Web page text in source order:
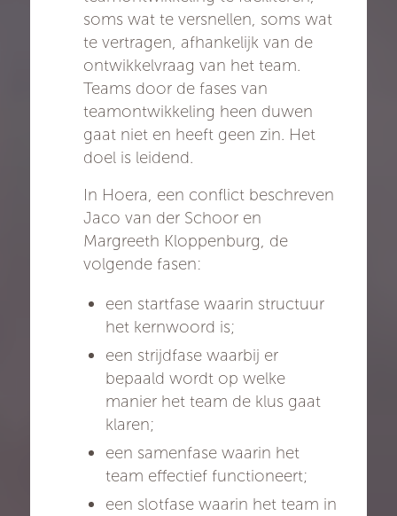
soms wat te versnellen, soms wat
te vertragen, afhankelijk van de
ontwikkelvraag van het team.
Teams door de fases van
teamontwikkeling heen duwen
gaat niet en heeft geen zin. Het
doel is leidend.
In Hoera, een conflict beschreven
Jaco van der Schoor en
Margreeth Kloppenburg, de
volgende fasen:
een startfase waarin structuur
het kernwoord is;
een strijdfase waarbij er
bepaald wordt op welke
manier het team de klus gaat
klaren;
een samenfase waarin het
team effectief functioneert;
een slotfase waarin het team in